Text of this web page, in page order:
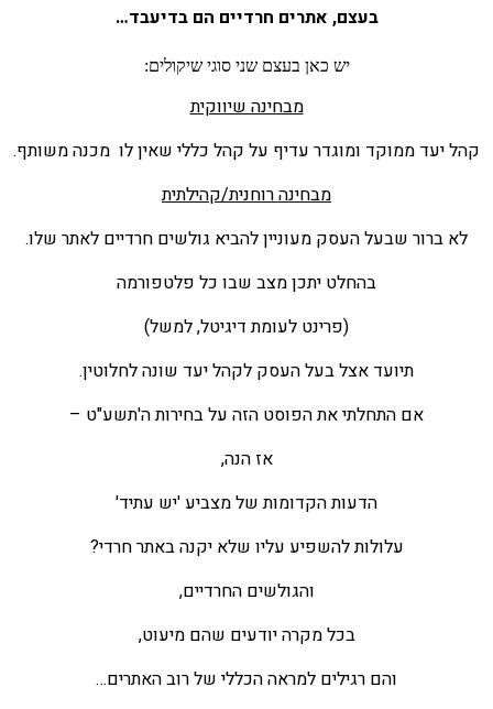
בעצם, אתרים חרדיים הם בדיעבד…
יש כאן בעצם שני סוגי שיקולים:
מבחינה שיווקית
קהל יעד ממוקד ומוגדר עדיף על קהל כללי שאין לו מכנה משותף.
מבחינה רוחנית/קהילתית
לא ברור שבעל העסק מעוניין להביא גולשים חרדיים לאתר שלו.
בהחלט יתכן מצב שבו כל פלטפורמה
(פרינט לעומת דיגיטל, למשל)
תיועד אצל בעל העסק לקהל יעד שונה לחלוטין.
אם התחלתי את הפוסט הזה על בחירות ה'תשע"ט –
אז הנה,
הדעות הקדומות של מצביע 'יש עתיד'
עלולות להשפיע עליו שלא יקנה באתר חרדי?
והגולשים החרדיים,
בכל מקרה יודעים שהם מיעוט,
והם רגילים למראה הכללי של רוב האתרים…